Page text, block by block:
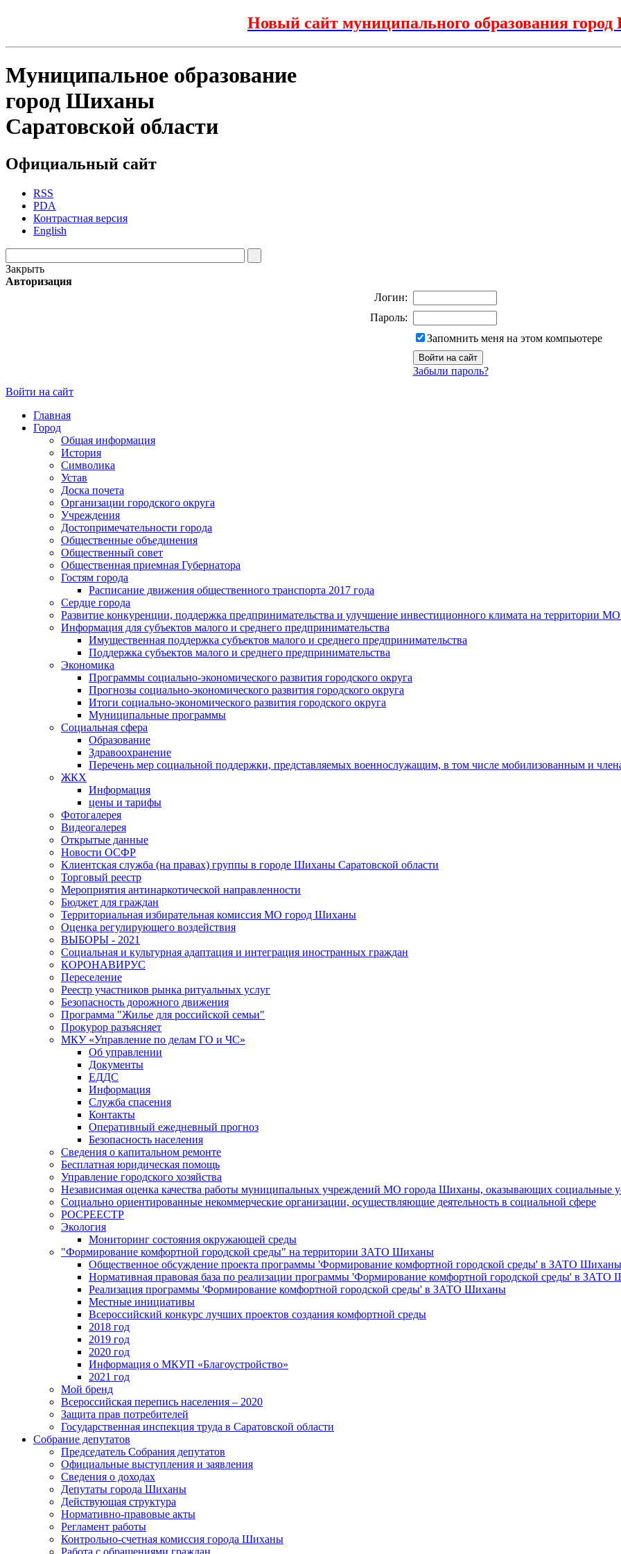
Новый сайт муниципального образования
Муниципальное образование
город Шиханы
Саратовской области
Официальный сайт
RSS
PDA
Контрастная версия
English
Закрыть
Авторизация
Логин:
Пароль:
Запомнить меня на этом компьютере
Забыли пароль?
Войти на сайт
Главная
Город
Общая информация
История
Символика
Устав
Доска почета
Организации городского округа
Учреждения
Достопримечательности города
Общественные объединения
Общественный совет
Общественная приемная Губернатора
Гостям города
Расписание движения общественного транспорта 2017 года
Сердце города
Развитие конкуренции, поддержка предпринимательства и улучшение инвестиционного климата на территории
Информация для субъектов малого и среднего предпринимательства
Имущественная поддержка субъектов малого и среднего предпринимательства
Поддержка субъектов малого и среднего предпринимательства
Экономика
Программы социально-экономического развития городского округа
Прогнозы социально-экономического развития городского округа
Итоги социально-экономического развития городского округа
Муниципальные программы
Социальная сфера
Образование
Здравоохранение
Перечень мер социальной поддержки, представляемых военнослужащим, в том числе мобилизованным и
ЖКХ
Информация
цены и тарифы
Фотогалерея
Видеогалерея
Открытые данные
Новости ОСФР
Клиентская служба (на правах) группы в городе Шиханы Саратовской области
Торговый реестр
Мероприятия антинаркотической направленности
Бюджет для граждан
Территориальная избирательная комиссия МО город Шиханы
Оценка регулирующего воздействия
ВЫБОРЫ - 2021
Социальная и культурная адаптация и интеграция иностранных граждан
КОРОНАВИРУС
Переселение
Реестр участников рынка ритуальных услуг
Безопасность дорожного движения
Программа "Жилье для российской семьи"
Прокурор разъясняет
МКУ «Управление по делам ГО и ЧС»
Об управлении
Документы
ЕДДС
Информация
Служба спасения
Контакты
Оперативный ежедневный прогноз
Безопасность населения
Сведения о капитальном ремонте
Бесплатная юридическая помощь
Управление городского хозяйства
Независимая оценка качества работы муниципальных учреждений МО города Шиханы, оказывающих социальные
Социально ориентированные некоммерческие организации, осуществляющие деятельность в социальной сфере
РОСРЕЕСТР
Экология
Мониторинг состояния окружающей среды
"Формирование комфортной городской среды" на территории ЗАТО Шиханы
Общественное обсуждение проекта программы 'Формирование комфортной городской среды' в ЗАТО Шиханы
Нормативная правовая база по реализации программы 'Формирование комфортной городской среды' в ЗАТО
Реализация программы 'Формирование комфортной городской среды' в ЗАТО Шиханы
Местные инициативы
Всероссийский конкурс лучших проектов создания комфортной среды
2018 год
2019 год
2020 год
Информация о МКУП «Благоустройство»
2021 год
Мой бренд
Всероссийская перепись населения – 2020
Защита прав потребителей
Государственная инспекция труда в Саратовской области
Собрание депутатов
Председатель Собрания депутатов
Официальные выступления и заявления
Сведения о доходах
Депутаты города Шиханы
Действующая структура
Нормативно-правовые акты
Регламент работы
Контрольно-счетная комиссия города Шиханы
Работа с обращениями граждан